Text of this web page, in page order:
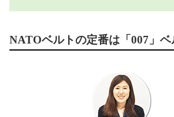
NATOベルトの定番は「007」ベ